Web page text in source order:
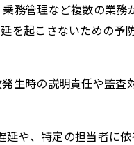
務管理など複数の業務
を起こさないための予
生時の説明責任や監査
や、特定の担当者に依
せる目的を中心に使われ
ることは通常ありませんが
とはあります。鈴与シン
各カテゴリをクリックす
が出る可能性があります。